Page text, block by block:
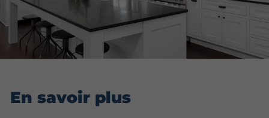
En savoir plus